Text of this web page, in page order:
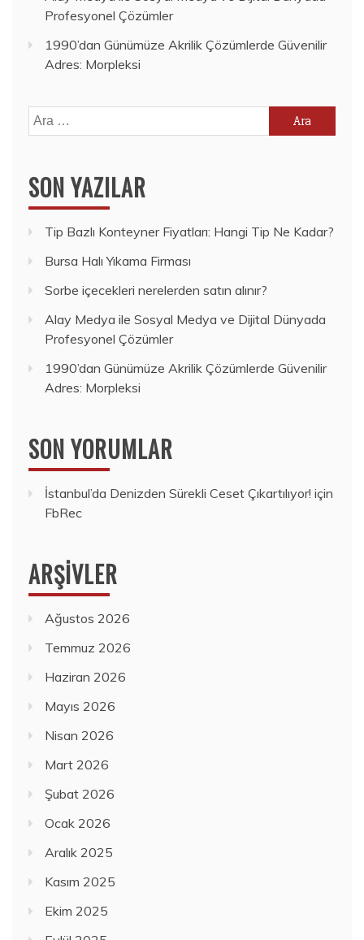
Profesyonel Çözümler
1990’dan Günümüze Akrilik Çözümlerde Güvenilir
Adres: Morpleksi
Arama:
SON YAZILAR
Tip Bazlı Konteyner Fiyatları: Hangi Tip Ne Kadar?
Bursa Halı Yıkama Firması
Sorbe içecekleri nerelerden satın alınır?
Alay Medya ile Sosyal Medya ve Dijital Dünyada
Profesyonel Çözümler
1990’dan Günümüze Akrilik Çözümlerde Güvenilir
Adres: Morpleksi
SON YORUMLAR
İstanbul’da Denizden Sürekli Ceset Çıkartılıyor! için
FbRec
ARŞIVLER
Ağustos 2026
Temmuz 2026
Haziran 2026
Mayıs 2026
Nisan 2026
Mart 2026
Şubat 2026
Ocak 2026
Aralık 2025
Kasım 2025
Ekim 2025